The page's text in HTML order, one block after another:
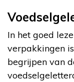
In het goed
verpakkingen
begrijpen van